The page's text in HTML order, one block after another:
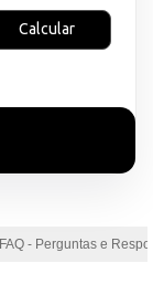
Calcular
FAQ - Perguntas e